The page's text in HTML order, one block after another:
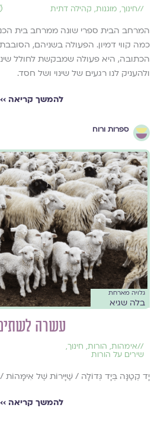
//חינוך, מוגנות, קהילה דתית ⏱️
המרחב הבית ספרי שונה ממרחב בית
כמה קווי דמיון. הפעולה בשניהם,
הכתובה, היא פעולה שמבקשת לחולל
ולהעניק לנו רגעים של שינוי ושל חסד.
להמשך קריאה ››
ספרות ורוח
גלויה מארחת
בלה שגיא
עשרה
//אימהות, הורות, חינוך,
שירים על הורות
יָד קְטַנָּה בְּיָד גְּדוֹלָה / שַׁיָּירוֹת שֶׁל אִימָּהוֹת
להמשך קריאה ››